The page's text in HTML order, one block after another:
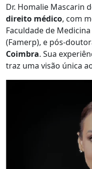
Dr. Homalie Mascarin
direito médico, com
Faculdade de
(Famerp), e pós-
Coimbra. Sua
traz uma visão única